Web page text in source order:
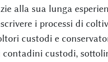
alla sua lunga
i processi di
custodi e
custodi,